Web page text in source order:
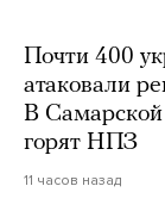
Почти 400
атаковали
В Самарской
горят НПЗ
11 часов назад